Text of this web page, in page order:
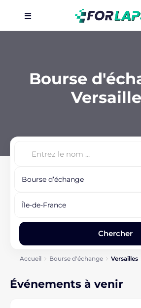
LocalisationBourse
Accueil Bourse d'échange Versailles
Événements à venir